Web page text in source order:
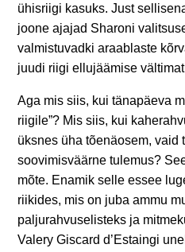
ühisriigi kasuks. Just
joone ajajad Sharoni
valmistuvadki araablaste
juudi riigi ellujäämise
Aga mis siis, kui tänapäeva
riigile”? Mis siis, kui
üksnes üha tõenäosem, vaid
soovimisväärne tulemus?
mõte. Enamik selle essee
riikides, mis on juba ammu
paljurahvuselisteks ja
Valery Giscard d’Estaingi